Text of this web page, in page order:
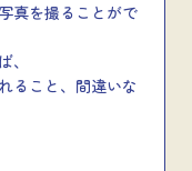
真を撮ることがで
、
ること、間違いな